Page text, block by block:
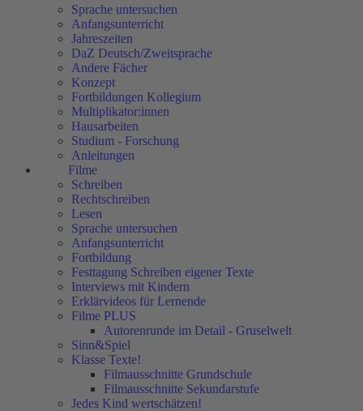
Sprache untersuchen
Anfangsunterricht
Jahreszeiten
DaZ Deutsch/Zweitsprache
Andere Fächer
Konzept
Fortbildungen Kollegium
Multiplikator:innen
Hausarbeiten
Studium - Forschung
Anleitungen
Filme
Schreiben
Rechtschreiben
Lesen
Sprache untersuchen
Anfangsunterricht
Fortbildung
Festtagung Schreiben eigener Texte
Interviews mit Kindern
Erklärvideos für Lernende
Filme PLUS
Autorenrunde im Detail - Gruselwelt
Sinn&Spiel
Klasse Texte!
Filmausschnitte Grundschule
Filmausschnitte Sekundarstufe
Jedes Kind wertschätzen!